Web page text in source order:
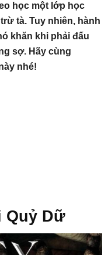
học một lớp học
tà. Tuy nhiên, hành
khăn khi phải đấu
sợ. Hãy cùng
nhé!
Quỷ Dữ